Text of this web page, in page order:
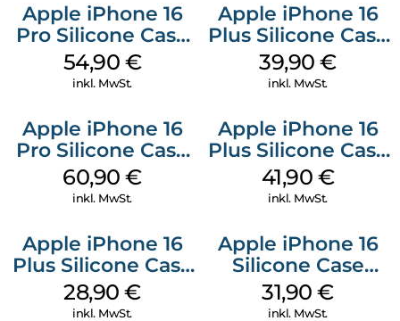
Apple iPhone 16
Pro Silicone Case
MagSafe Black
54,90 €
inkl. MwSt.
Apple iPhone 16
Plus Silicone Case
MagSafe Plum
39,90€
inkl. MwSt.
Apple iPhone 16
Pro Silicone Case
MagSafe Stone
Gray
60,90€
inkl. MwSt.
Apple iPhone 16
Plus Silicone Case
MagSafe Stone
Gray
41,90 €
inkl. MwSt.
Apple iPhone 16
Plus Silicone Case
MagSafe Black
28,90€
inkl. MwSt.
Apple iPhone 16
Silicone Case
MagSafe Fuchsia
31,90€
inkl. MwSt.